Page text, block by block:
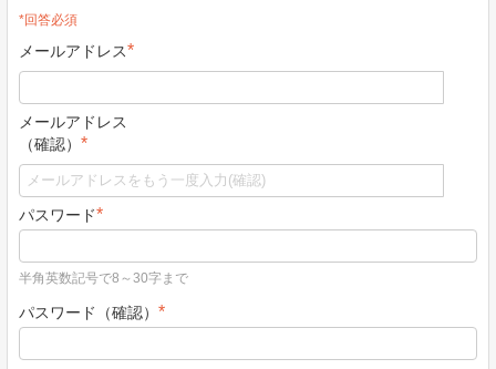
*回答必須
メールアドレス*
メールアドレス
（確認） *
パスワード*
半角英数記号で8～30字まで
パスワード（確認） *